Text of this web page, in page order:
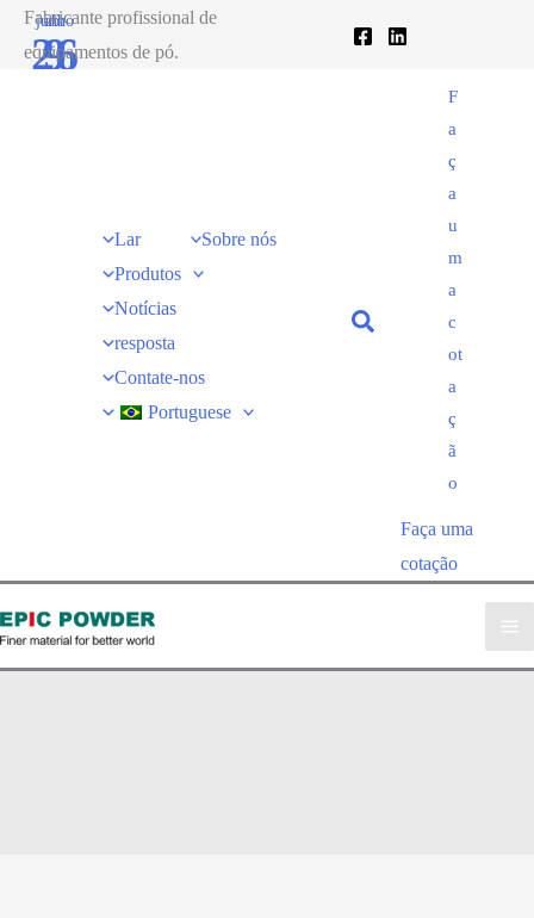
para
Fabricante profissional de
equipamentos de pó.
Lar
Sobre nós
Produtos
Notícias
resposta
Contate-nos
Portuguese
F
a
ç
a
u
m
a
c
ot
a
ç
ã
o
Faça uma
cotação
junho
26
abr
9